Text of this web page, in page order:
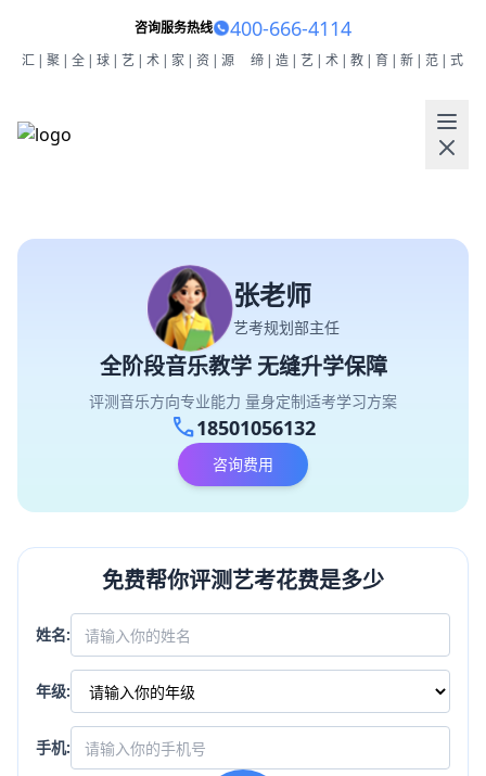
咨询服务热线 400-666-4114
汇|聚|全|球|艺|术|家|资|源 缔|造|艺|术|教|育|新|范|式
张老师
艺考规划部主任
全阶段音乐教学 无缝升学保障
评测音乐方向专业能力 量身定制适考学习方案
call18501056132
咨询费用
免费帮你评测艺考花费是多少
姓名:
年级:
手机: